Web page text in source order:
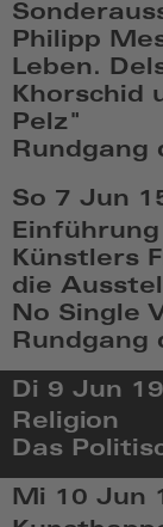
19:06
Philipp
Leben.
Khorschid
Pelz"
Rundgang
Jun
5
2026,
20:06
So 7 Jun
Künstlers
die
No Single
Rundgang
So,
Jun
7
2026,
15:06
Di 9 Jun
Religion
Das
Di,
Jun
Mi 10 Jun